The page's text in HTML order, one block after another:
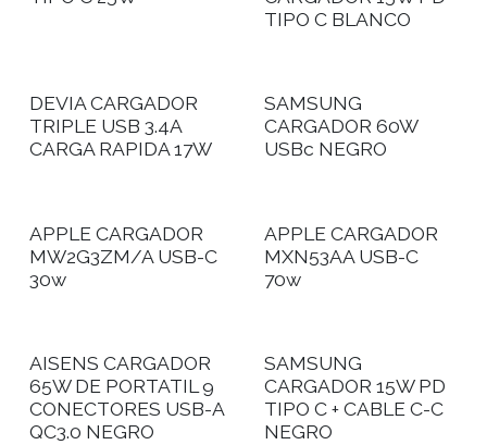
TIPO C BLANCO
DEVIA CARGADOR
TRIPLE USB 3.4A
CARGA RAPIDA 17W
SAMSUNG
CARGADOR 60W
USBc NEGRO
APPLE CARGADOR
MW2G3ZM/A USB-C
30w
APPLE CARGADOR
MXN53AA USB-C
70w
AISENS CARGADOR
65W DE PORTATIL 9
CONECTORES USB-A
QC3.0 NEGRO
SAMSUNG
CARGADOR 15W PD
TIPO C + CABLE C-C
NEGRO